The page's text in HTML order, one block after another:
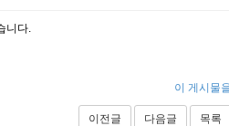
니다.
이 게시물
이전글 다음글 목록